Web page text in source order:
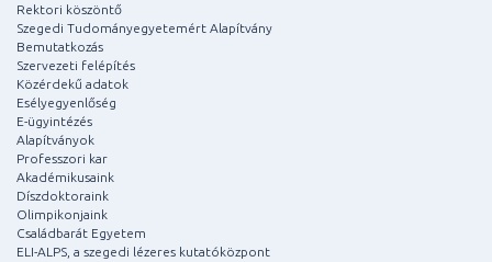
Rektori köszöntő
Szegedi Tudományegyetemért Alapítvány
Bemutatkozás
Szervezeti felépítés
Közérdekű adatok
Esélyegyenlőség
E-ügyintézés
Alapítványok
Professzori kar
Akadémikusaink
Díszdoktoraink
Olimpikonjaink
Családbarát Egyetem
ELI-ALPS, a szegedi lézeres kutatóközpont